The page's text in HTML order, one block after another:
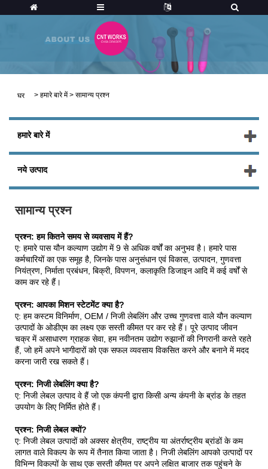
घर > हमारे बारे में > सामान्य प्रश्न
हमारे बारे में
नये उत्पाद
सामान्य प्रश्न
प्रश्न: हम कितने समय से व्यवसाय में हैं?
ए: हमारे पास यौन कल्याण उद्योग में 9 से अधिक वर्षों का अनुभव है। हमारे पास
कर्मचारियों का एक समूह है, जिनके पास अनुसंधान एवं विकास, उत्पादन, गुणवत्ता
नियंत्रण, निर्माता प्रबंधन, बिक्री, विपणन, कलाकृति डिजाइन आदि में कई वर्षों से
काम कर रहे हैं।
प्रश्न: आपका मिशन स्टेटमेंट क्या है?
ए: हम कस्टम विनिर्माण, OEM / निजी लेबलिंग और उच्च गुणवत्ता वाले यौन कल्याण
उत्पादों के ओडीएम का लक्ष्य एक सस्ती कीमत पर कर रहे हैं। पूरे उत्पाद जीवन
चक्र में असाधारण ग्राहक सेवा, हम नवीनतम उद्योग रुझानों की निगरानी करते रहते
हैं, जो हमें अपने भागीदारों को एक सफल व्यवसाय विकसित करने और बनाने में मदद
करना जारी रख सकते हैं।
प्रश्न: निजी लेबलिंग क्या है?
ए: निजी लेबल उत्पाद वे हैं जो एक कंपनी द्वारा किसी अन्य कंपनी के ब्रांड के तहत
उपयोग के लिए निर्मित होते हैं।
प्रश्न: निजी लेबल क्यों?
ए: निजी लेबल उत्पादों को अक्सर क्षेत्रीय, राष्ट्रीय या अंतर्राष्ट्रीय ब्रांडों के कम
लागत वाले विकल्प के रूप में तैनात किया जाता है। निजी लेबलिंग आपको उत्पादों पर
विभिन्न विकल्पों के साथ एक सस्ती कीमत पर अपने लक्षित बाजार तक पहुंचने के